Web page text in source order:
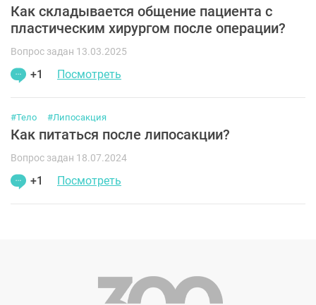
Как складывается общение пациента с
пластическим хирургом после операции?
Вопрос задан 13.03.2025
+1 Посмотреть
#Тело #Липосакция
Как питаться после липосакции?
Вопрос задан 18.07.2024
+1 Посмотреть